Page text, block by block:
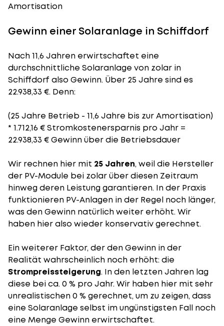
Amortisation
Gewinn einer Solaranlage in Schiffdorf
Nach 11,6 Jahren erwirtschaftet eine
durchschnittliche Solaranlage von zolar in
Schiffdorf also Gewinn. Über 25 Jahre sind es
22.938,33 €. Denn:
(25 Jahre Betrieb - 11,6 Jahre bis zur Amortisation)
* 1.712,16 € Stromkostenersparnis pro Jahr =
22.938,33 € Gewinn über die Betriebsdauer
Wir rechnen hier mit 25 Jahren, weil die Hersteller
der PV-Module bei zolar über diesen Zeitraum
hinweg deren Leistung garantieren. In der Praxis
funktionieren PV-Anlagen in der Regel noch länger,
was den Gewinn natürlich weiter erhöht. Wir
haben hier also wieder konservativ gerechnet.
Ein weiterer Faktor, der den Gewinn in der
Realität wahrscheinlich noch erhöht: die
Strompreissteigerung. In den letzten Jahren lag
diese bei ca. 0 % pro Jahr. Wir haben hier mit sehr
unrealistischen 0 % gerechnet, um zu zeigen, dass
eine Solaranlage selbst im ungünstigsten Fall noch
eine Menge Gewinn erwirtschaftet.